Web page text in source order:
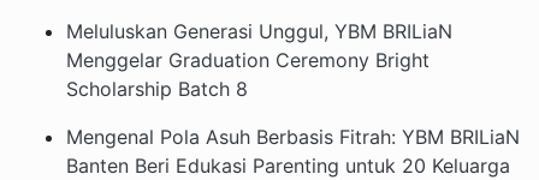
Meluluskan Generasi Unggul, YBM BRILiaN
Menggelar Graduation Ceremony Bright
Scholarship Batch 8
Mengenal Pola Asuh Berbasis Fitrah: YBM BRILiaN
Banten Beri Edukasi Parenting untuk 20 Keluarga